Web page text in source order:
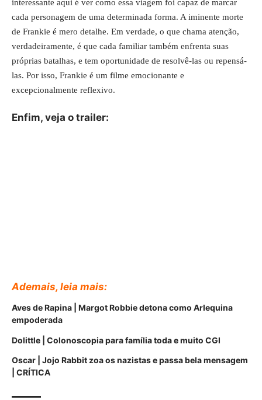
interessante aqui é ver como essa viagem foi capaz de marcar
cada personagem de uma determinada forma. A iminente morte
de Frankie é mero detalhe. Em verdade, o que chama atenção,
verdadeiramente, é que cada familiar também enfrenta suas
próprias batalhas, e tem oportunidade de resolvê-las ou repensá-
las. Por isso, Frankie é um filme emocionante e
excepcionalmente reflexivo.
Enfim, veja o trailer:
Ademais, leia mais:
Aves de Rapina | Margot Robbie detona como Arlequina
empoderada
Dolittle | Colonoscopia para família toda e muito CGI
Oscar | Jojo Rabbit zoa os nazistas e passa bela mensagem
| CRÍTICA